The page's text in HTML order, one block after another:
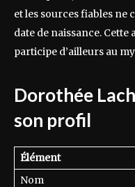
et les sources fiables
date de naissance.
participe d’ailleurs au
Dorothée
son profil
Élément
Nom